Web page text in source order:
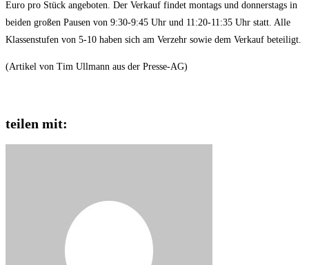
Euro pro Stück angeboten. Der Verkauf findet montags und donnerstags in
beiden großen Pausen von 9:30-9:45 Uhr und 11:20-11:35 Uhr statt. Alle
Klassenstufen von 5-10 haben sich am Verzehr sowie dem Verkauf beteiligt.
(Artikel von Tim Ullmann aus der Presse-AG)
teilen mit: